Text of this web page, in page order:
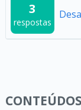
3
respostas